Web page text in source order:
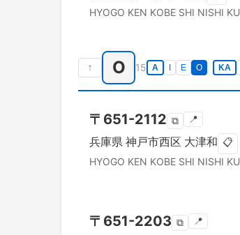
HYOGO KEN KOBE SHI NISHI KU
↑ O 15 A E O KA
〒 651-2112 ⧉ 📍
兵庫県 神戸市西区 大津和 📋
HYOGO KEN KOBE SHI NISHI KU
〒 651-2203 ⧉ 📍